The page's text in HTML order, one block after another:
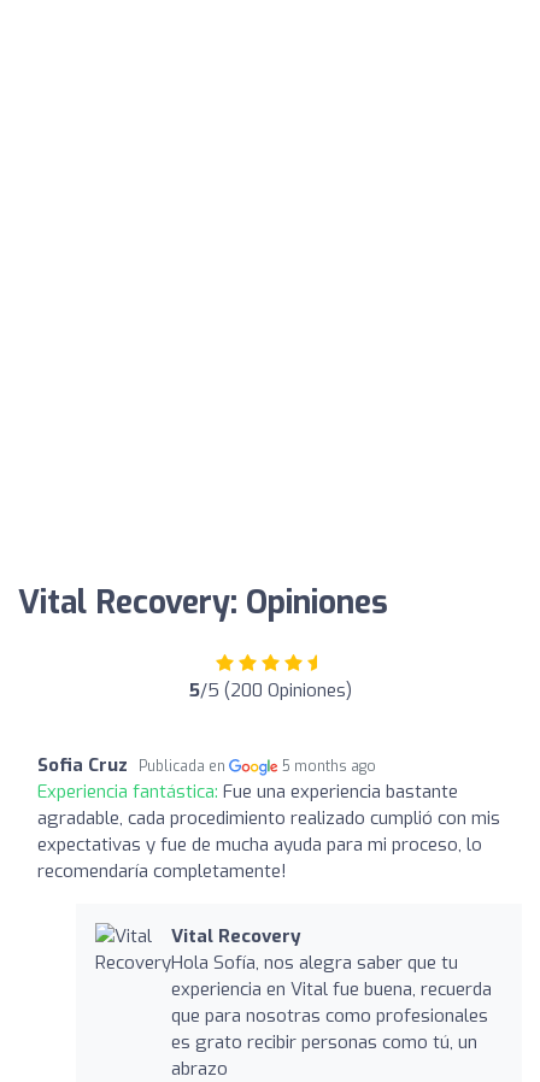
Vital Recovery: Opiniones
5/5 (200 Opiniones)
Sofia Cruz Publicada en 5 months ago
Experiencia fantástica: Fue una experiencia bastante
agradable, cada procedimiento realizado cumplió con mis
expectativas y fue de mucha ayuda para mi proceso, lo
recomendaría completamente!
Vital Recovery
Hola Sofía, nos alegra saber que tu
experiencia en Vital fue buena, recuerda
que para nosotras como profesionales
es grato recibir personas como tú, un
abrazo